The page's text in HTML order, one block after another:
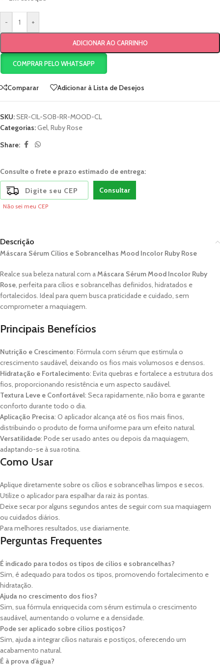
- +
ADICIONAR AO CARRINHO
COMPRAR PELO WHATSAPP
Comparar Adicionar à Lista de Desejos
SKU:SER-CIL-SOB-RR-MOOD-CL
Categorias:Gel, Ruby Rose
Share:
Consulte o frete e prazo estimado de entrega:
Consultar
Não sei meu CEP
Descrição
Máscara Sérum Cílios e Sobrancelhas Mood Incolor Ruby Rose
Realce sua beleza natural com aMáscara Sérum Mood Incolor Ruby
Rose, perfeita para cílios e sobrancelhas definidos, hidratados e
fortalecidos. Ideal para quem busca praticidade e cuidado, sem
comprometer a maquiagem.
Principais Benefícios
Nutrição e Crescimento: Fórmula com sérum que estimula o
crescimento saudável, deixando os fios mais volumosos e densos.
Hidratação e Fortalecimento: Evita quebras e fortalece a estrutura dos
fios, proporcionando resistência e um aspecto saudável.
Textura Leve e Confortável: Seca rapidamente, não borra e garante
conforto durante todo o dia.
Aplicação Precisa: O aplicador alcança até os fios mais finos,
distribuindo o produto de forma uniforme para um efeito natural.
Versatilidade: Pode ser usado antes ou depois da maquiagem,
adaptando-se à sua rotina.
Como Usar
Aplique diretamente sobre os cílios e sobrancelhas limpos e secos.
Utilize o aplicador para espalhar da raiz às pontas.
Deixe secar por alguns segundos antes de seguir com sua maquiagem
ou cuidados diários.
Para melhores resultados, use diariamente.
Perguntas Frequentes
É indicado para todos os tipos de cílios e sobrancelhas?
Sim, é adequado para todos os tipos, promovendo fortalecimento e
hidratação.
Ajuda no crescimento dos fios?
Sim, sua fórmula enriquecida com sérum estimula o crescimento
saudável, aumentando o volume e a densidade.
Pode ser aplicado sobre cílios postiços?
Sim, ajuda a integrar cílios naturais e postiços, oferecendo um
acabamento natural.
É à prova d’água?